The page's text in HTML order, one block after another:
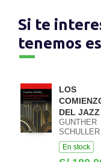
Si te
tenemos
LOS
DEL JAZZ
GUNTHER
SCHULLER
En stock